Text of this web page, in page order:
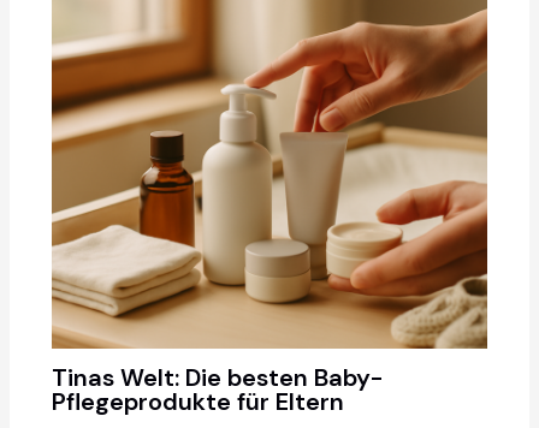
Tinas Welt: Die besten Baby-
Pflegeprodukte für Eltern